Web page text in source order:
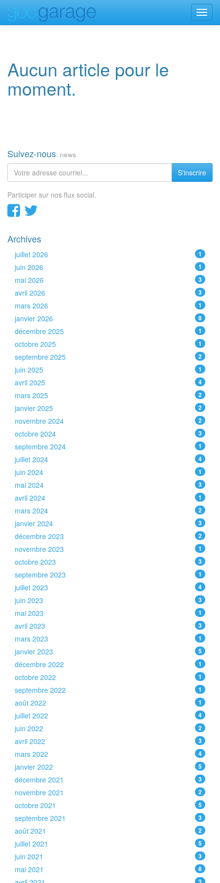
Aucun article pour le
moment.
Suivez-nous: news
S'inscrire
Participer sur nos flux social.
Archives
juillet 2026 1
juin 2026 1
mai 2026 3
avril 2026 3
mars 2026 1
janvier 2026 8
décembre 2025 1
octobre 2025 1
septembre 2025 2
juin 2025 1
avril 2025 4
mars 2025 2
janvier 2025 2
novembre 2024 2
octobre 2024 3
septembre 2024 1
juillet 2024 4
juin 2024 1
mai 2024 3
avril 2024 1
mars 2024 2
janvier 2024 3
décembre 2023 2
novembre 2023 1
octobre 2023 3
septembre 2023 1
juillet 2023 4
juin 2023 3
mai 2023 1
avril 2023 3
mars 2023 1
janvier 2023 5
décembre 2022 1
octobre 2022 1
septembre 2022 1
août 2022 1
juillet 2022 4
juin 2022 2
avril 2022 3
mars 2022 4
janvier 2022 5
décembre 2021 3
novembre 2021 2
octobre 2021 5
septembre 2021 3
août 2021 2
juillet 2021 5
juin 2021 3
mai 2021 6